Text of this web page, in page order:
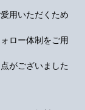
用いただくため
ロー体制をご用
がございました